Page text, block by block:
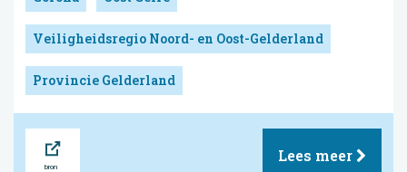
Veiligheidsregio Noord- en Oost-Gelderland
Provincie Gelderland
Lees meer